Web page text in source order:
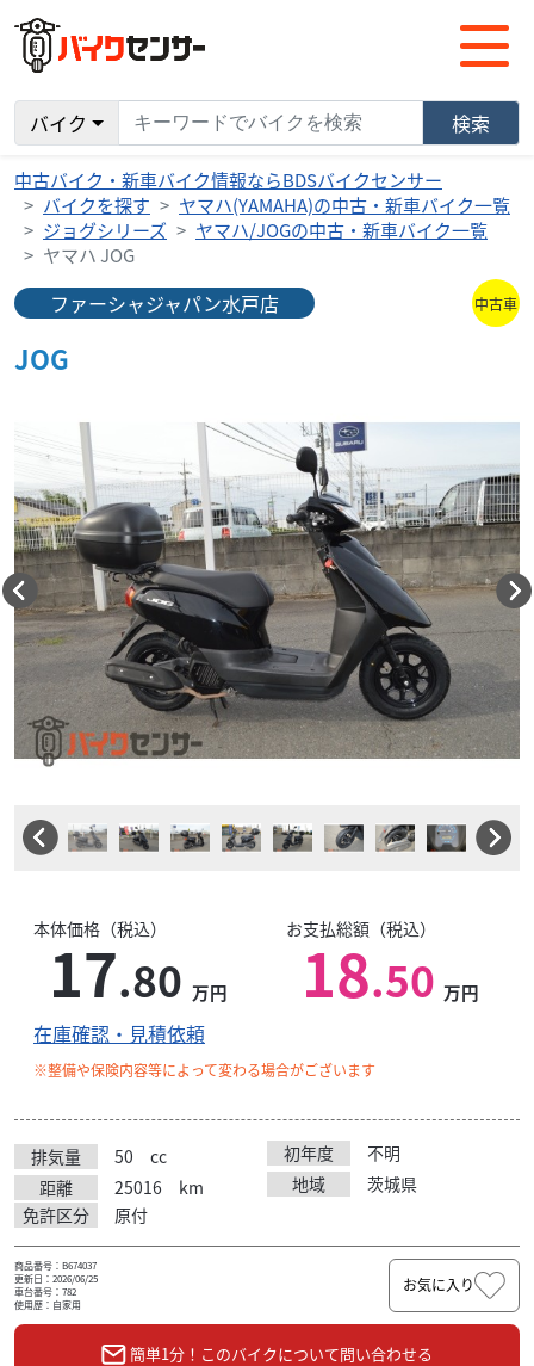
バイク 検索
中古バイク・新車バイク情報ならBDSバイクセンサー
バイクを探す
ヤマハ(YAMAHA)の中古・新車バイク一覧
ジョグシリーズ
ヤマハ/JOGの中古・新車バイク一覧
ヤマハ JOG
ファーシャジャパン水戸店 中古車
JOG
本体価格（税込）
17.80 万円
お支払総額（税込）
18.50 万円
在庫確認・見積依頼
※整備や保険内容等によって変わる場合がございます
排気量 50 cc 初年度
不明
距離
25016 km 地域
茨城県
免許区分
原付
商品番号：B674037
更新日：2026/06/25
車台番号：782
使用歴：自家用
お気に入り
簡単1分！このバイクについて問い合わせる